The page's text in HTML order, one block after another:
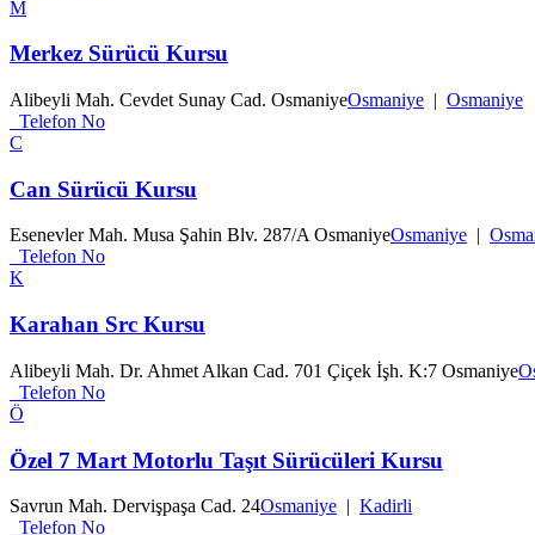
M
Merkez Sürücü Kursu
Alibeyli Mah. Cevdet Sunay Cad. OsmaniyeOsmaniye | Osmaniye
Telefon No
C
Can Sürücü Kursu
Esenevler Mah. Musa Şahin Blv. 287/A OsmaniyeOsmaniye |
Telefon No
K
Karahan Src Kursu
Alibeyli Mah. Dr. Ahmet Alkan Cad. 701 Çiçek İşh. K:7 Osmaniye
Telefon No
Ö
Özel 7 Mart Motorlu Taşıt Sürücüleri Kursu
Savrun Mah. Dervişpaşa Cad. 24Osmaniye | Kadirli
Telefon No